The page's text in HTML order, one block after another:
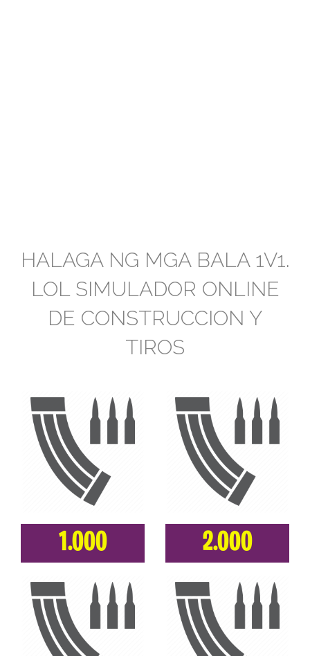
HALAGA NG MGA BALA 1V1.
LOL SIMULADOR ONLINE
DE CONSTRUCCION Y
TIROS
1.000 2.000